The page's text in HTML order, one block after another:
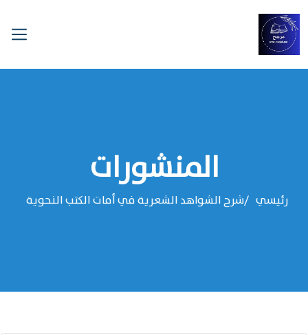
المنشورات
رئيسي شرح الشواهد الشعرية في أمات الكتب النحوية